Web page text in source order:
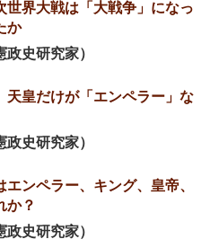
世界大戦は「大戦争」になっ
か
史研究家）
天皇だけが「エンペラー」な
史研究家）
エンペラー、キング、皇帝、
か？
史研究家）